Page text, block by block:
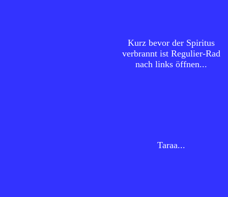
Kurz bevor der Spiritus
verbrannt ist Regulier-Rad
nach links öffnen...
Taraa...